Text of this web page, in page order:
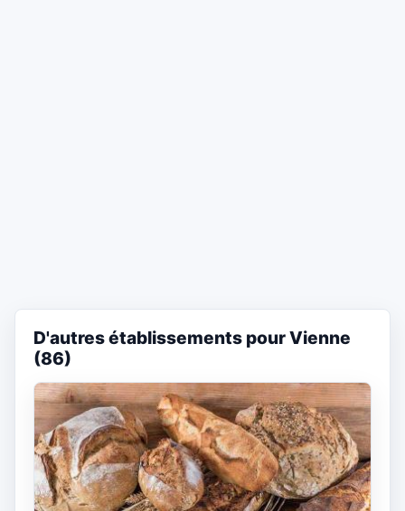
D'autres établissements pour Vienne
(86)